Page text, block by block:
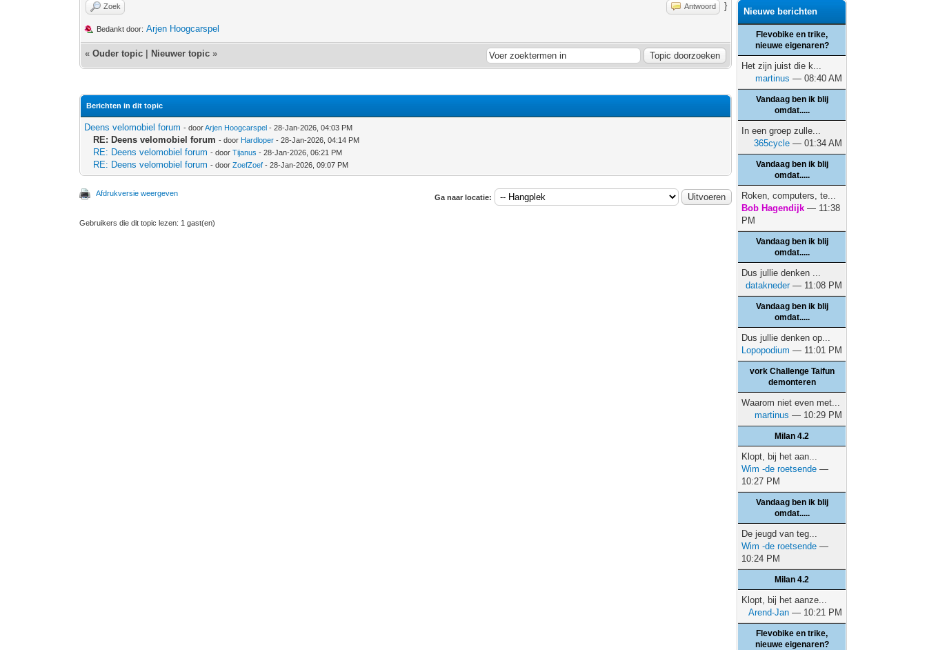
Zoek Antwoord }
Bedankt door: Arjen Hoogcarspel
«Ouder topic Nieuwer topic »
Berichten in dit topic
Deens velomobiel forum - doorArjen Hoogcarspel - 28-Jan-2026, 04:03 PM
RE: Deens velomobiel forum - door Hardloper - 28-Jan-2026, 04:14 PM
RE: Deens velomobiel forum - doorTijanus - 28-Jan-2026, 06:21 PM
RE: Deens velomobiel forum - doorZoefZoef - 28-Jan-2026, 09:07 PM
Afdrukversie weergeven Ga naar locatie:
Gebruikers die dit topic lezen: 1 gast(en)
Nieuwe berichten
Flevobike en trike,
nieuwe eigenaren?
Het zijn juist die k...
martinus — 08:40 AM
Vandaag ben ik blij
omdat.....
In een groep zulle...
365cycle — 01:34 AM
Vandaag ben ik blij
omdat.....
Roken, computers, te...
Bob Hagendijk — 11:38
PM
Vandaag ben ik blij
omdat.....
Dus jullie denken ...
datakneder— 11:08 PM
Vandaag ben ik blij
omdat.....
Dus jullie denken op...
Lopopodium — 11:01 PM
vork Challenge Taifun
demonteren
Waarom niet even met...
martinus — 10:29 PM
Milan 4.2
Klopt, bij het aan...
Wim -de roetsende —
10:27 PM
Vandaag ben ik blij
omdat.....
De jeugd van teg...
Wim -de roetsende —
10:24 PM
Milan 4.2
Klopt, bij het aanze...
Arend-Jan — 10:21 PM
Flevobike en trike,
nieuwe eigenaren?